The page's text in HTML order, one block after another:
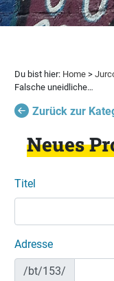
Du bist hier: Home >
Falsche uneidliche…
Zurück zur
Neues
Titel
Adresse
/bt/153/